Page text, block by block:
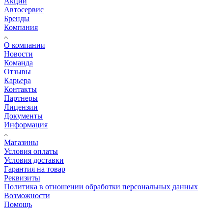
Автосервис
Бренды
Компания
О компании
Новости
Команда
Отзывы
Карьера
Контакты
Партнеры
Лицензии
Документы
Информация
Магазины
Условия оплаты
Условия доставки
Гарантия на товар
Реквизиты
Политика в отношении обработки персональных данных
Возможности
Помощь